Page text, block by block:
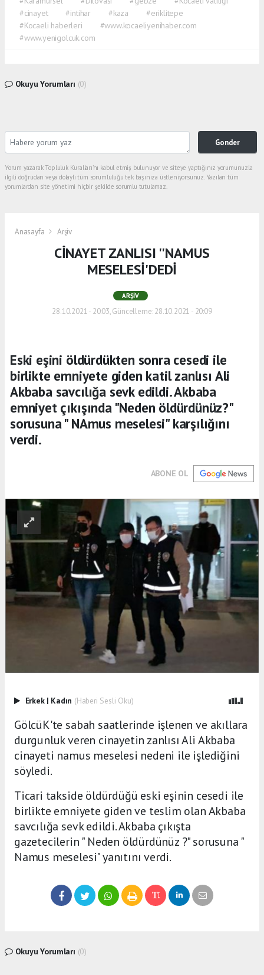
#cinayet
#intihar #kaza
#eriklitepe
#Kocaeli haberleri
#www.kocaeliyenihaber.com
#www.yenigolcuk.com
Okuyu Yorumları (0)
Gonder
Yorum yazarak Topluluk Kuralları’nı kabul etmiş bulunuyor ve siteye yaptığınız yorumunuzla
ilgili doğrudan veya dolaylı tüm sorumluluğu tek başınıza üstleniyorsunuz. Yazılan tüm
yorumlardan site yönetimi hiçbir şekilde sorumlu tutulamaz.
Anasayfa Arşiv
CİNAYET ZANLISI ''NAMUS
MESELESİ'DEDİ
ARŞIV
28.10.2021 - 20:03, Güncelleme: 28.10.2021 - 20:09
Eski eşini öldürdükten sonra cesedi ile
birlikte emniyete giden katil zanlısı Ali
Akbaba savcılığa sevk edildi. Akbaba
emniyet çıkışında "Neden öldürdünüz?"
sorusuna " NAmus meselesi" karşılığını
verdi.
ABONE OL
Erkek | Kadın (Haberi Sesli Oku)
GölcüK'te sabah saatlerinde işlenen ve akıllara
durgunluk veren cinayetin zanlısı Ali Akbaba
cinayeti namus meselesi nedeni ile işlediğini
söyledi.
Ticari takside öldürdüğü eski eşinin cesedi ile
birlikte emniyete giden ve teslim olan Akbaba
savcılığa sevk edildi. Akbaba çıkışta
gazetecilerin " Neden öldürdünüz ?" sorusuna "
Namus meselesi" yanıtını verdi.
Okuyu Yorumları (0)